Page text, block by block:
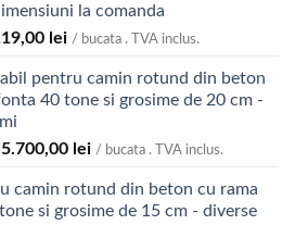
la comanda
leiInterval
prețuri:
39,00 lei
la
/ bucata . TVA inclus.
pentru camin rotund din beton
40 tone si grosime de 20 cm -
5.700,00 leiInterval
prețuri:
980,00 lei
/ bucata . TVA inclus.
camin rotund din beton cu rama
si grosime de 15 cm - diverse